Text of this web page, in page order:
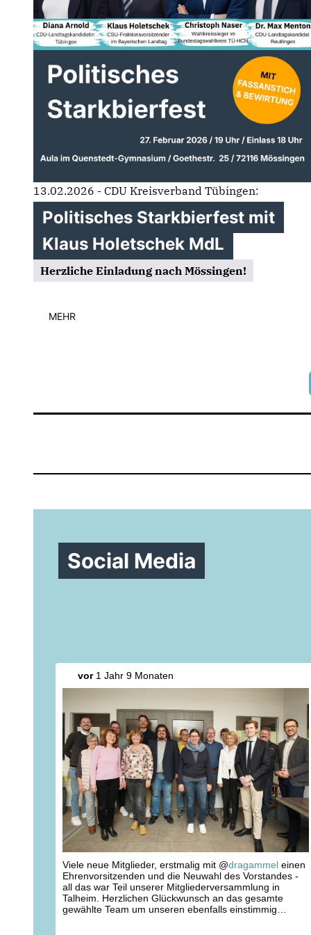
13.02.2026 - CDU Kreisverband Tübingen:
Politisches Starkbierfest mit
Klaus Holetschek MdL
Herzliche Einladung nach Mössingen!
MEHR
Social Media
vor1 Jahr 9 Monaten
Viele neue Mitglieder, erstmalig mit @dragammel einen
Ehrenvorsitzenden und die Neuwahl des Vorstandes -
all das war Teil unserer Mitgliederversammlung in
Talheim. Herzlichen Glückwunsch an das gesamte
gewählte Team um unseren ebenfalls einstimmig